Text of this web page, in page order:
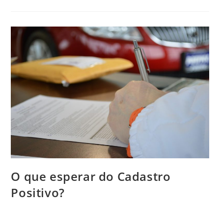
O que esperar do Cadastro
Positivo?